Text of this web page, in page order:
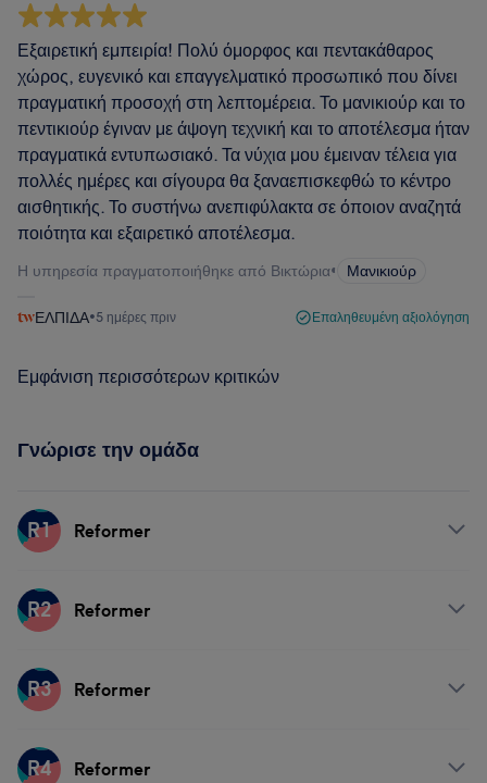
Εξαιρετική εμπειρία! Πολύ όμορφος και πεντακάθαρος
χώρος, ευγενικό και επαγγελματικό προσωπικό που δίνει
πραγματική προσοχή στη λεπτομέρεια. Το μανικιούρ και το
πεντικιούρ έγιναν με άψογη τεχνική και το αποτέλεσμα ήταν
πραγματικά εντυπωσιακό. Τα νύχια μου έμειναν τέλεια για
πολλές ημέρες και σίγουρα θα ξαναεπισκεφθώ το κέντρο
αισθητικής. Το συστήνω ανεπιφύλακτα σε όποιον αναζητά
ποιότητα και εξαιρετικό αποτέλεσμα.
Η υπηρεσία πραγματοποιήθηκε από Βικτώρια• Μανικιούρ
ΕΛΠΙΔΑ•5 ημέρες πριν Επαληθευμένη αξιολόγηση
Εμφάνιση περισσότερων κριτικών
Γνώρισε την ομάδα
R1 Reformer
Υπηρεσίες
R2 Reformer
Υπηρεσίες
R3 Reformer
Υπηρεσίες
R4 Reformer